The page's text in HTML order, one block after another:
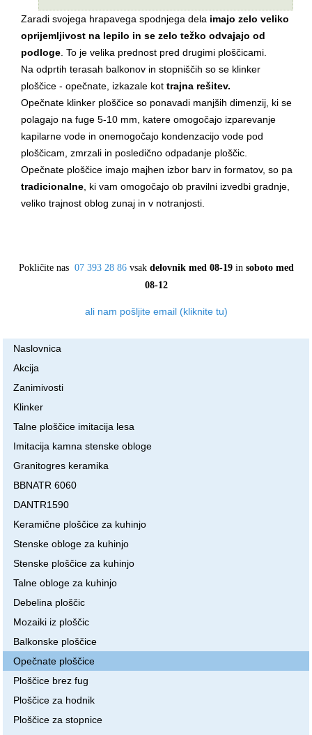
Zaradi svojega hrapavega spodnjega dela imajo zelo veliko
oprijemljivost na lepilo in se zelo težko odvajajo od
podloge . To je velika prednost pred drugimi ploščicami.
Na odprtih terasah balkonov in stopniščih so se klinker
ploščice - opečnate, izkazale kottrajna rešitev.
Opečnate klinker ploščice so ponavadi manjših dimenzij, ki se
polagajo na fuge 5-10 mm, katere omogočajo izparevanje
kapilarne vode in onemogočajo kondenzacijo vode pod
ploščicam, zmrzali in posledično odpadanje ploščic.
Opečnate ploščice imajo majhen izbor barv in formatov, so pa
tradicionalne , ki vam omogočajo ob pravilni izvedbi gradnje,
veliko trajnost oblog zunaj in v notranjosti.
Pokličite nas07 393 28 86 vsakdelovnik med 08-19insoboto med
08-12
ali nam pošljite email (kliknite tu)
Naslovnica
Akcija
Zanimivosti
Klinker
Talne ploščice imitacija lesa
Imitacija kamna stenske obloge
Granitogres keramika
BBNATR 6060
DANTR1590
Keramične ploščice za kuhinjo
Stenske obloge za kuhinjo
Stenske ploščice za kuhinjo
Talne obloge za kuhinjo
Debelina ploščic
Mozaiki iz ploščic
Balkonske ploščice
Opečnate ploščice
Ploščice brez fug
Ploščice za hodnik
Ploščice za stopnice